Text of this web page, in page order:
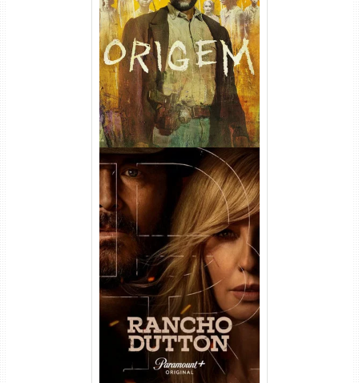
Origem 4ª Temporada Torrent
(2026) WEB-DL 1080p/4K
Dual Áudio
Rancho Dutton 1ª
Temporada Torrent (2026)
WEB-DL 1080p Dual Áudio